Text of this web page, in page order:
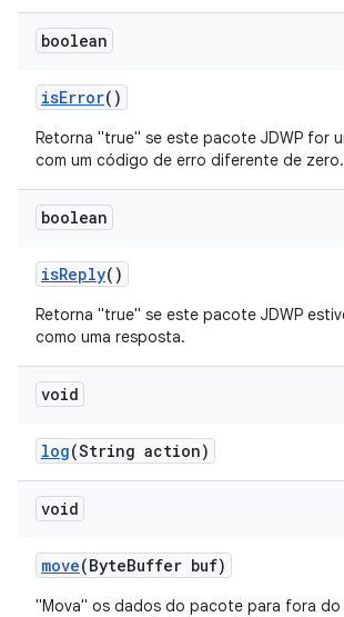
boolean
isError()
Retorna "true" se este pacote JDWP for
com um código de erro diferente de zero.
boolean
isReply()
Retorna "true" se este pacote JDWP
como uma resposta.
void
log(String action)
void
move(ByteBuffer buf)
"Mova" os dados do pacote para fora do